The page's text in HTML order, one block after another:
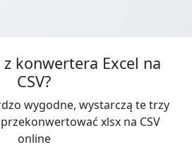
z konwertera Excel na
CSV?
wygodne, wystarczą te trzy
xlsx na CSV
online